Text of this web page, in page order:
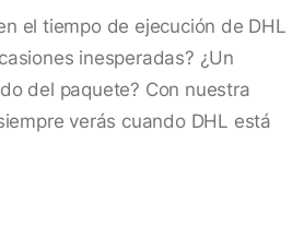
el tiempo de ejecución de DHL
inesperadas? ¿Un
del paquete? Con nuestra
verás cuando DHL está